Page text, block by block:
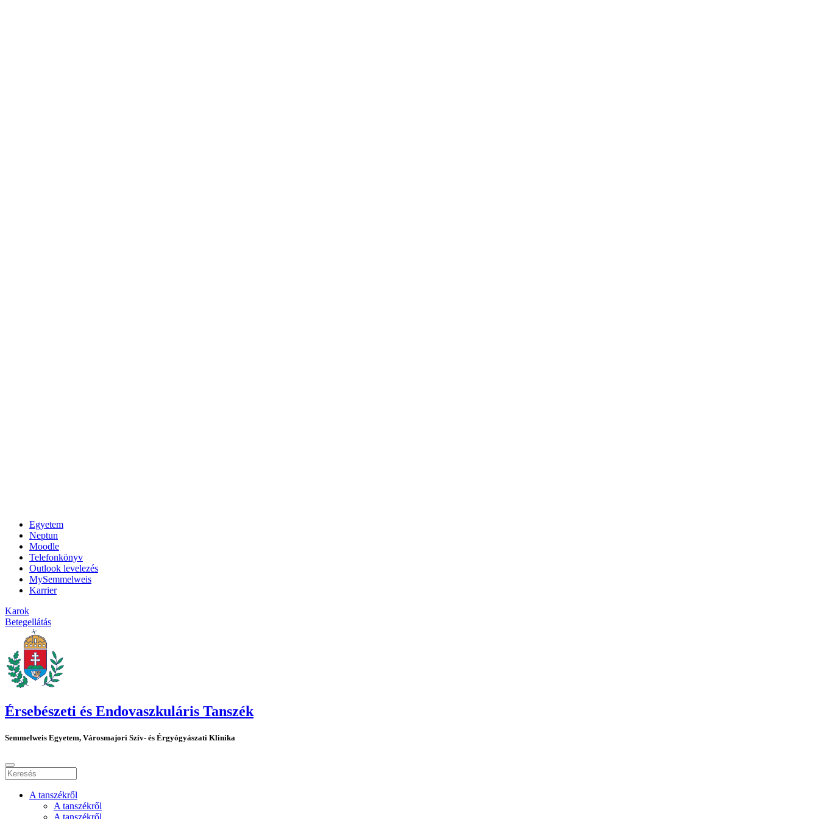
Egyetem
Neptun
Moodle
Telefonkönyv
Outlook levelezés
MySemmelweis
Karrier
Karok
Betegellátás
Érsebészeti és Endovaszkuláris Tanszék
Semmelweis Egyetem, Városmajori Szív- és Érgyógyászati Klinika
A tanszékről
A tanszékről